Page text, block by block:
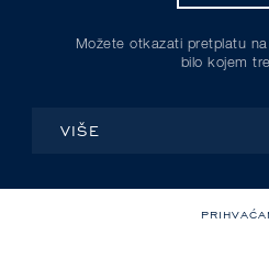
Možete otkazati pretplatu
bilo kojem
VIŠE